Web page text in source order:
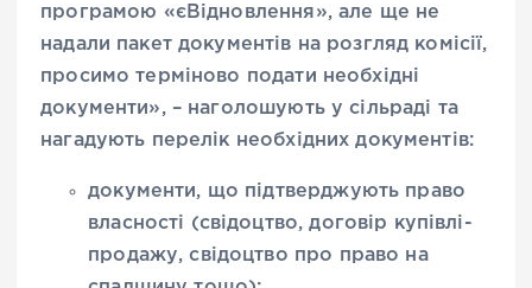
програмою «єВідновлення», але ще не
надали пакет документів на розгляд комісії,
просимо терміново подати необхідні
документи», – наголошують у сільраді та
нагадують перелік необхідних документів:
документи, що підтверджують право
власності (свідоцтво, договір купівлі-
продажу, свідоцтво про право на